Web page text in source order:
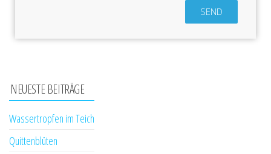
SEND
NEUESTE BEITRÄGE
Wassertropfen im Teich
Quittenblüten